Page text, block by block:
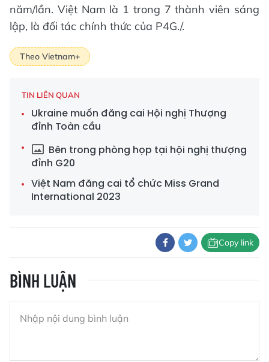
năm/lần. Việt Nam là 1 trong 7 thành viên sáng
lập, là đối tác chính thức của P4G./.
Theo Vietnam+
TIN LIÊN QUAN
Ukraine muốn đăng cai Hội nghị Thượng
đỉnh Toàn cầu
Bên trong phòng họp tại hội nghị thượng
đỉnh G20
Việt Nam đăng cai tổ chức Miss Grand
International 2023
Copy link
BÌNH LUẬN